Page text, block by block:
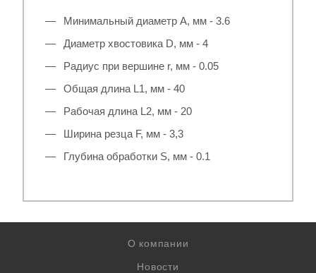
Минимальный диаметр A, мм - 3.6
Диаметр хвостовика D, мм - 4
Радиус при вершине r, мм - 0.05
Общая длина L1, мм - 40
Рабочая длина L2, мм - 20
Ширина резца F, мм - 3,3
Глубина обработки S, мм - 0.1
О компании
Новости